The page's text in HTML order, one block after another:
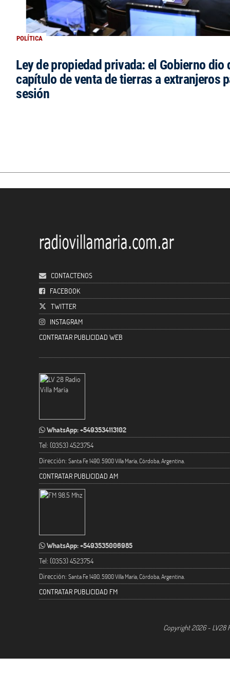
POLÍTICA
Ley de propiedad privada: el Gobierno dio
capítulo de venta de tierras a extranjeros
sesión
CONTACTENOS
FACEBOOK
TWITTER
INSTAGRAM
CONTRATAR PUBLICIDAD WEB
WhatsApp: +5493534113102
Tel: (0353) 4523754
Dirección: Santa Fe 1490. 5900 Villa María, Córdoba, Argentina.
CONTRATAR PUBLICIDAD AM
WhatsApp: +5493535006985
Tel: (0353) 4523754
Dirección: Santa Fe 1490. 5900 Villa María, Córdoba, Argentina.
CONTRATAR PUBLICIDAD FM
Copyright 2026 - LV28